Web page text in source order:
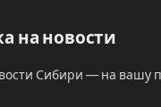
на новости
Сибири — на вашу